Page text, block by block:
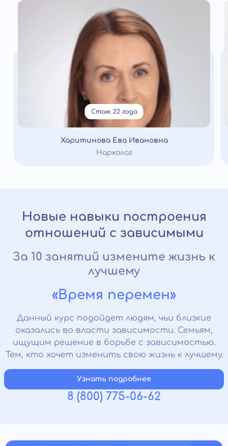
Стаж: 22 года
Харитинова Ева Ивановна
Нарколог
Новые навыки построения
отношений с зависимыми
За 10 занятий измените жизнь к
лучшему
«Время перемен»
Данный курс подойдет людям, чьи близкие
оказались во власти зависимости. Семьям,
ищущим решение в борьбе с зависимостью.
Тем, кто хочет изменить свою жизнь к лучшему.
Узнать подробнее
8 (800) 775-06-62